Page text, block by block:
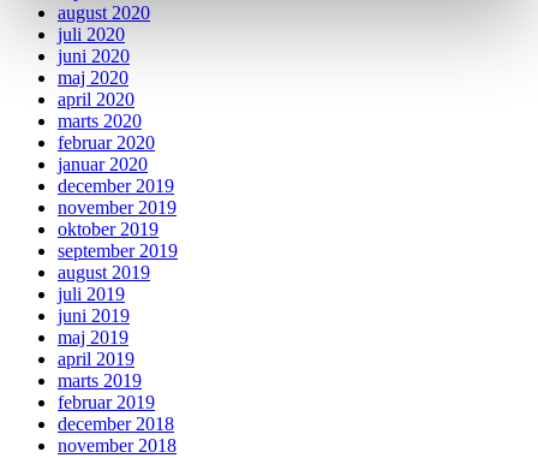
august 2020
juli 2020
juni 2020
maj 2020
april 2020
marts 2020
februar 2020
januar 2020
december 2019
november 2019
oktober 2019
september 2019
august 2019
juli 2019
juni 2019
maj 2019
april 2019
marts 2019
februar 2019
december 2018
november 2018